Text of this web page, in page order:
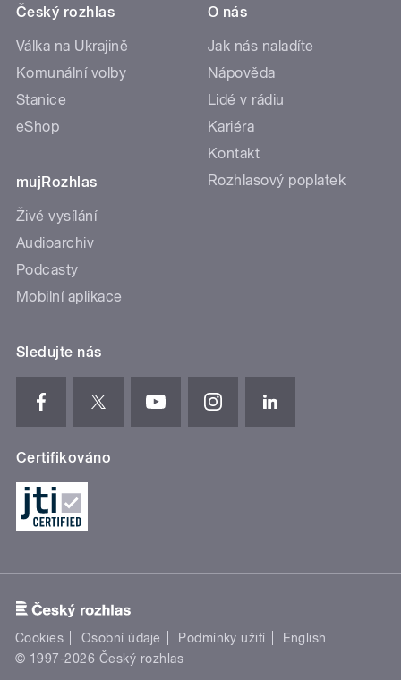
Český rozhlas
Válka na Ukrajině
Komunální volby
Stanice
eShop
mujRozhlas
Živé vysílání
Audioarchiv
Podcasty
Mobilní aplikace
O nás
Jak nás naladíte
Nápověda
Lidé v rádiu
Kariéra
Kontakt
Rozhlasový poplatek
Sledujte nás
Certifikováno
Cookies Osobní údaje Podmínky užití
English
© 1997-2026 Český rozhlas